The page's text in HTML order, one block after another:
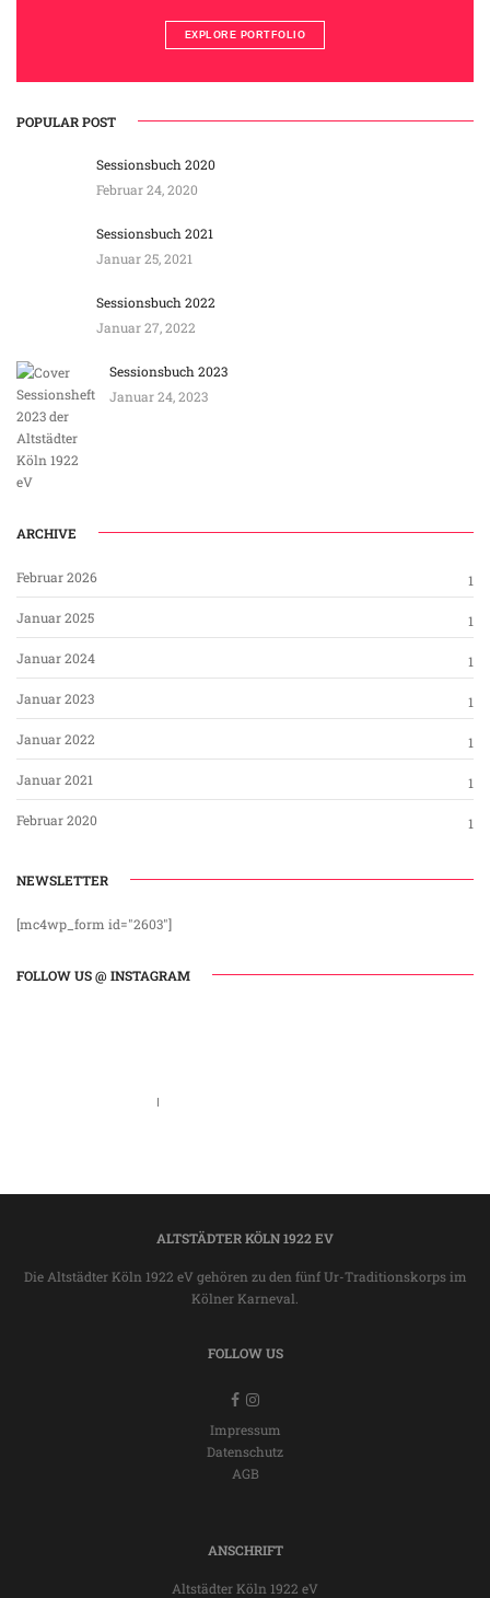
EXPLORE PORTFOLIO
POPULAR POST
Sessionsbuch 2020
Februar 24, 2020
Sessionsbuch 2021
Januar 25, 2021
Sessionsbuch 2022
Januar 27, 2022
Sessionsbuch 2023
Januar 24, 2023
ARCHIVE
Februar 2026 1
Januar 2025 1
Januar 2024 1
Januar 2023 1
Januar 2022 1
Januar 2021 1
Februar 2020 1
NEWSLETTER
[mc4wp_form id="2603"]
FOLLOW US @ INSTAGRAM
ALTSTÄDTER KÖLN 1922 EV
Die Altstädter Köln 1922 eV gehören zu den fünf Ur-Traditionskorps im
Kölner Karneval.
FOLLOW US
Impressum
Datenschutz
AGB
ANSCHRIFT
Altstädter Köln 1922 eV